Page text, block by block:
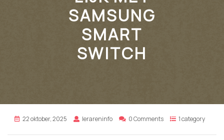
SAMSUNG
SMART
SWITCH
22 oktober, 2025 lerareninfo 0 Comments 1 category